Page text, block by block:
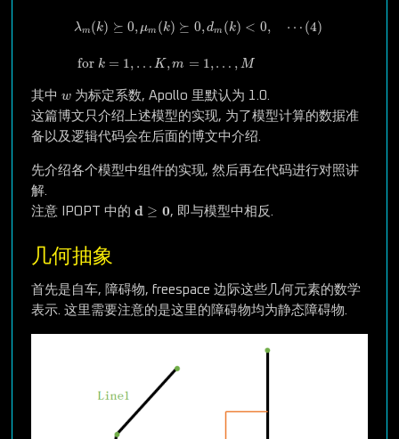
λm(k) ⪰ 0, μm (k) ⪰ 0,dm (k) < 0, ⋯ (4)
for k = 1, … K,m = 1,… , M
其中 w
w 为标定系数, Apollo 里默认为 1.0.
这篇博文只介绍上述模型的实现, 为了模型计算的数据准
备以及逻辑代码会在后面的博文中介绍.
先介绍各个模型中组件的实现, 然后再在代码进行对照讲
解.
注意 IPOPT 中的 d ≥ 0
d≥0 , 即与模型中相反.
几何抽象
首先是自车, 障碍物, freespace 边际这些几何元素的数学
表示. 这里需要注意的是这里的障碍物均为静态障碍物.